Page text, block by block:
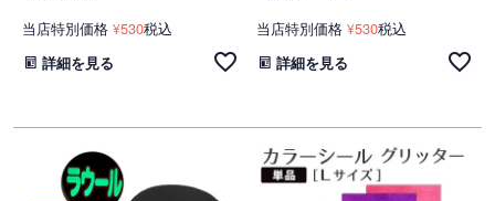
当店特別価格 ¥530税込
詳細を見る
当店特別価格 ¥530税込
詳細を見る